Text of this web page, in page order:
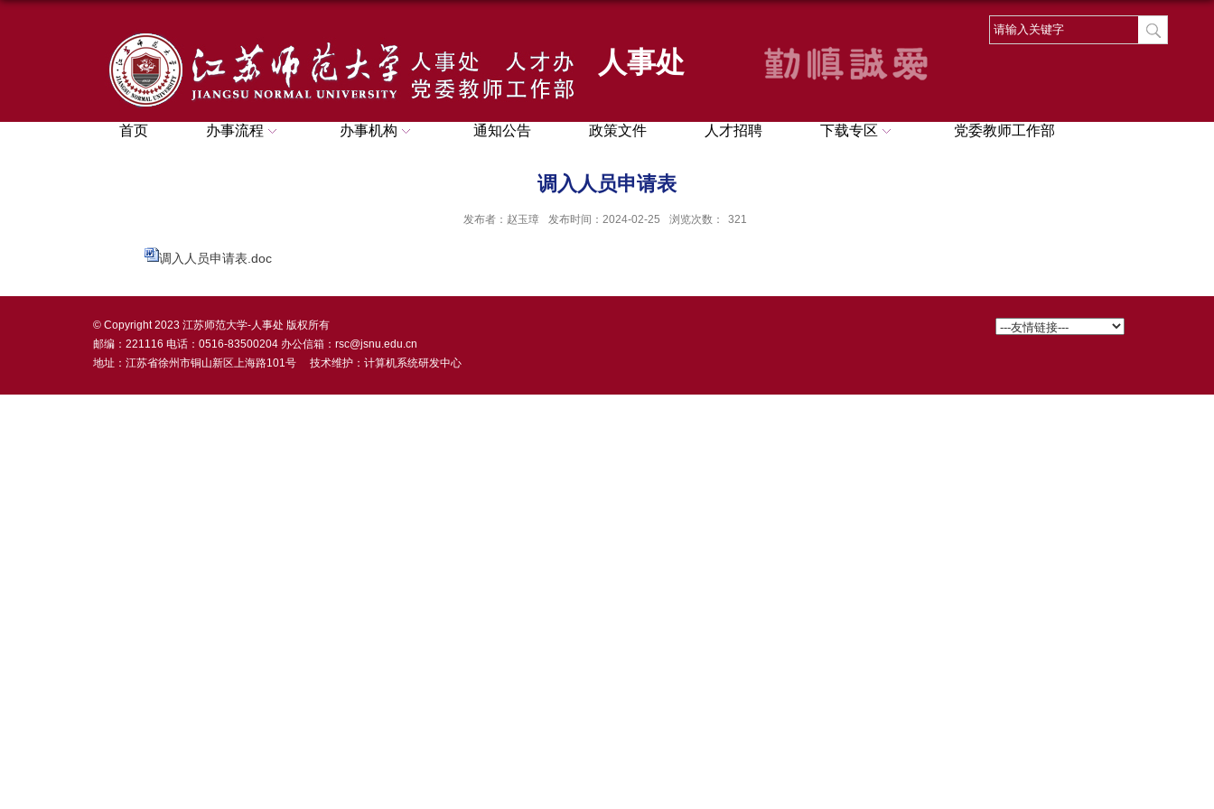
人事处
首页 办事流程 办事机构 通知公告 政策文件 人才招聘 下载专区 党委教师工作部
调入人员申请表
发布者：赵玉璋 发布时间：2024-02-25 浏览次数： 321
调入人员申请表.doc
© Copyright 2023 江苏师范大学-人事处 版权所有
邮编：221116 电话：0516-83500204 办公信箱：rsc@jsnu.edu.cn
地址：江苏省徐州市铜山新区上海路101号 技术维护：计算机系统研发中心